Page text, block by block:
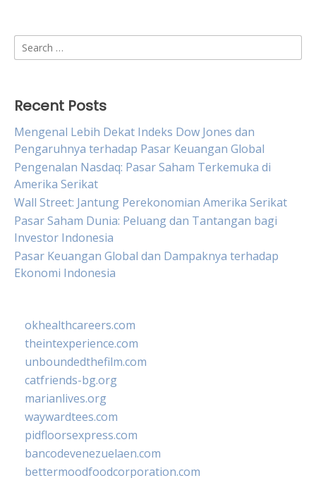
Search
for:
Recent Posts
Mengenal Lebih Dekat Indeks Dow Jones dan
Pengaruhnya terhadap Pasar Keuangan Global
Pengenalan Nasdaq: Pasar Saham Terkemuka di
Amerika Serikat
Wall Street: Jantung Perekonomian Amerika Serikat
Pasar Saham Dunia: Peluang dan Tantangan bagi
Investor Indonesia
Pasar Keuangan Global dan Dampaknya terhadap
Ekonomi Indonesia
okhealthcareers.com
theintexperience.com
unboundedthefilm.com
catfriends-bg.org
marianlives.org
waywardtees.com
pidfloorsexpress.com
bancodevenezuelaen.com
bettermoodfoodcorporation.com